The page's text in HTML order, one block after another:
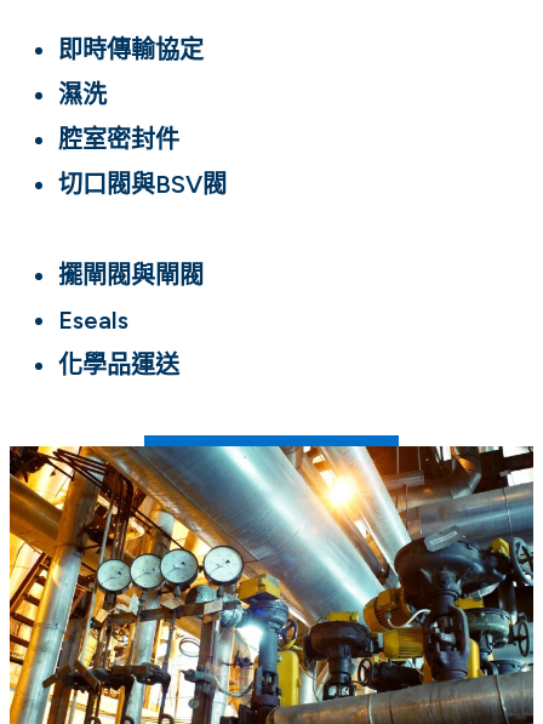
即時傳輸協定
濕洗
腔室密封件
切口閥與BSV閥
擺閘閥與閘閥
Eseals
化學品運送
CHEMRAZ® 半導體製造廠專用